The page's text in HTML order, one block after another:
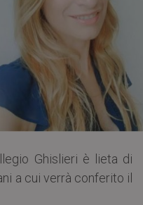
Ghislieri è lieta di
a cui verrà conferito il